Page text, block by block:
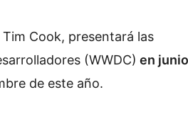
Cook, presentará las
(WWDC) en junio
de este año.